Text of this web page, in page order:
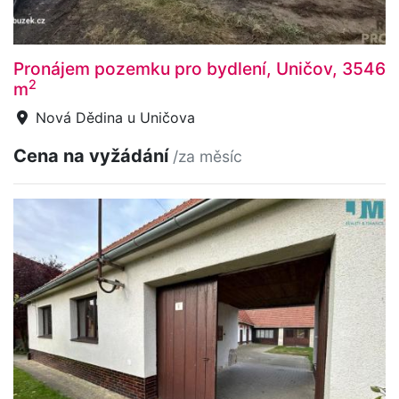
Pronájem pozemku pro bydlení, Uničov, 3546
m2
Nová Dědina u Uničova
Cena na vyžádání /za měsíc